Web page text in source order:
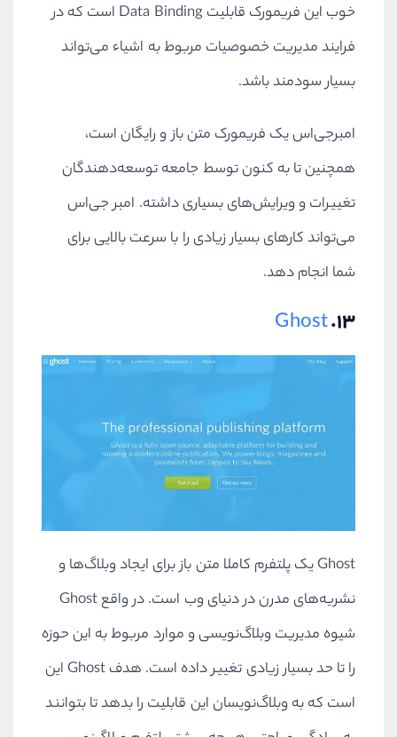
خوب این فریمورک قابلیت Data Binding است که در
فرایند مدیریت خصوصیات مربوط به اشیاء می‌تواند
بسیار سودمند باشد.
امبرجی‌اس یک فریمورک متن باز و رایگان است،
همچنین تا به کنون توسط جامعه توسعه‌دهندگان
تغییرات و ویرایش‌های بسیاری داشته. امبر جی‌اس
می‌تواند کارهای بسیار زیادی را با سرعت بالایی برای
شما انجام دهد.
۱۳. Ghost
Ghost یک پلتفرم کاملا متن باز برای ایجاد وبلاگ‌ها و
نشریه‌های مدرن در دنیای وب است. در واقع Ghost
شیوه مدیریت وبلاگ‌نویسی و موارد مربوط به این حوزه
را تا حد بسیار زیادی تغییر داده است. هدف Ghost این
است که به وبلاگ‌نویسان این قابلیت را بدهد تا بتوانند